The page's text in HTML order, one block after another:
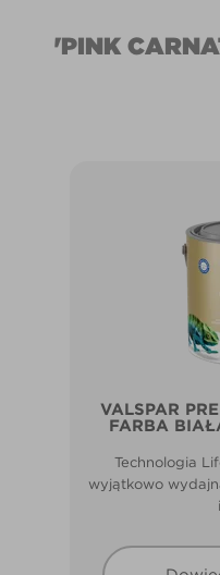
'PINK
VALSPAR
FARBA
Technologia
wyjątkowo